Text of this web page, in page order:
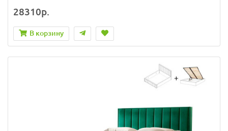
28310р.
В корзину